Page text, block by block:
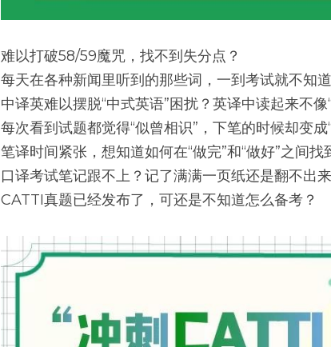
难以打破58/59魔咒，找不到失分点？
每天在各种新闻里听到的那些词，一到考试就不知
中译英难以摆脱“中式英语”困扰？英译中读起来不像
每次看到试题都觉得“似曾相识”，下笔的时候却变成
笔译时间紧张，想知道如何在“做完”和“做好”之间找
口译考试笔记跟不上？记了满满一页纸还是翻不出
CATTI真题已经发布了，可还是不知道怎么备考？